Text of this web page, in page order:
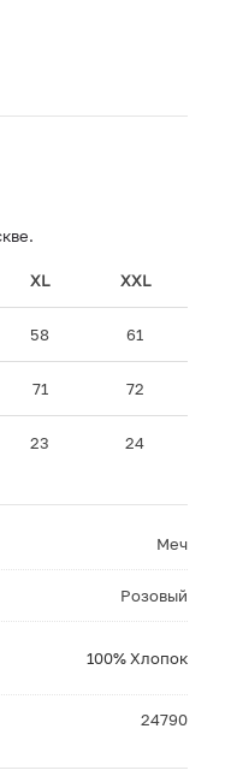
XL XXL
58 61
71 72
23 24
Меч
Розовый
100% Хлопок
24790